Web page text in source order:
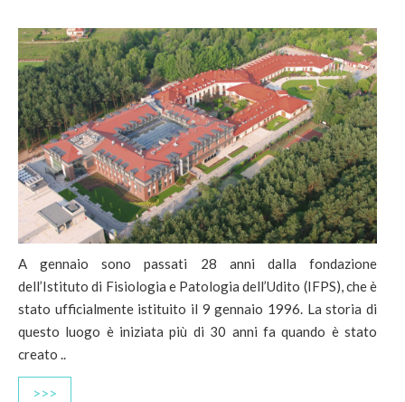
A gennaio sono passati 28 anni dalla fondazione
dell’Istituto di Fisiologia e Patologia dell’Udito (IFPS), che è
stato ufficialmente istituito il 9 gennaio 1996. La storia di
questo luogo è iniziata più di 30 anni fa quando è stato
creato ..
>>>